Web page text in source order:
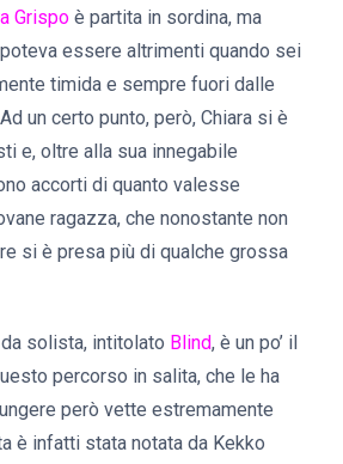
Grispo è partita in sordina, ma
essere altrimenti quando sei
timida e sempre fuori dalle
un certo punto, però, Chiara si è
e, oltre alla sua innegabile
accorti di quanto valesse
ragazza, che nonostante non
si è presa più di qualche grossa
solista, intitolato Blind, è un po’ il
percorso in salita, che le ha
però vette estremamente
è infatti stata notata da Kekko